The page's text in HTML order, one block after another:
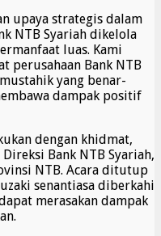
upaya strategis dalam
NTB Syariah dikelola
luas. Kami
perusahaan Bank NTB
yang benar-
dampak positif
dengan khidmat,
Bank NTB Syariah,
NTB. Acara ditutup
senantiasa diberkahi
merasakan dampak